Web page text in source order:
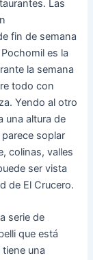
Las
fin de semana
es la
la semana
todo con
Yendo al otro
una altura de
soplar
colinas, valles
ser vista
de El Crucero.
serie de
que está
una